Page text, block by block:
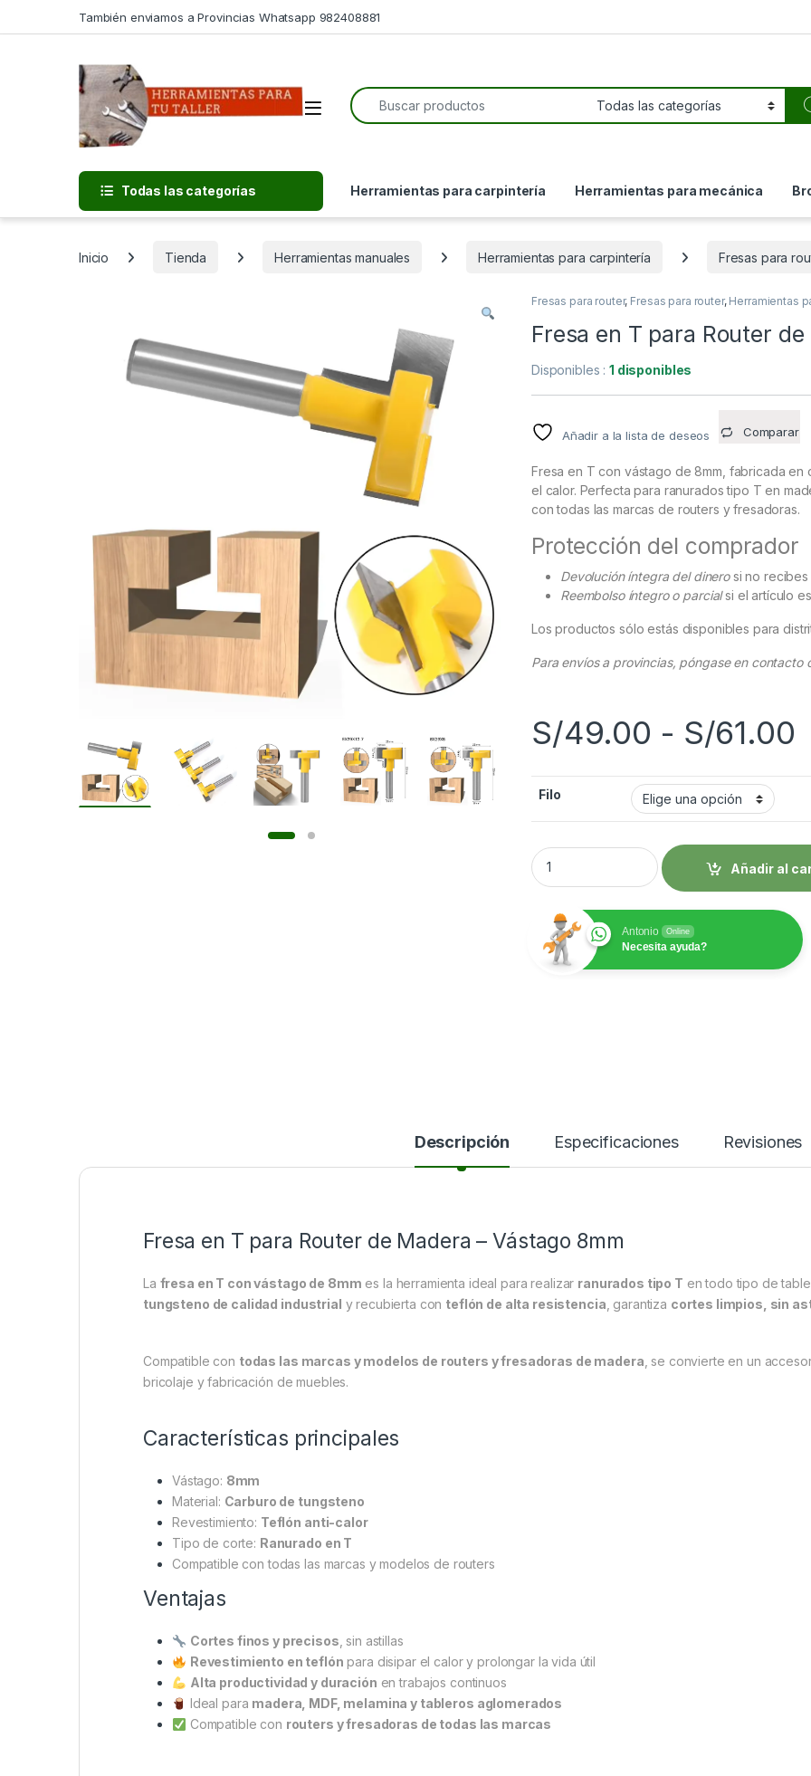
También enviamos a Provincias Whatsapp 982408881
Open
Search for:
Todas las categorías Herramientas para carpintería Herramientas para mecánica
Inicio Tienda Herramientas manuales Herramientas para carpintería Fresas para
Fresas para router, Fresas para router, Herramientas
Fresa en T para Router
Disponibles :1 disponibles
Añadir a la lista de deseos Comparar
Fresa en T con vástago de 8mm, fabricada
el calor. Perfecta para ranurados tipo T en
con todas las marcas de routers y fresadoras.
Protección del comprador
Devolución íntegra del dinerosi no recibes
Reembolso íntegro o parcialsi el artículo
Los productos sólo estás disponibles para
Para envíos a provincias, póngase en
S/49.00 - S/61.00
Filo
Fresa en T para Router de Madera –
Añadir al
Antonio Online
Necesita ayuda?
Descripción Especificaciones Revisiones
Fresa en T para Router de Madera – Vástago 8mm
La fresa en T con vástago de 8mm es la herramienta ideal para realizar ranurados tipo T en todo tipo de
tungsteno de calidad industrial y recubierta con teflón de alta resistencia , garantiza cortes limpios, sin
Compatible con todas las marcas y modelos de routers y fresadoras de madera , se convierte en un
bricolaje y fabricación de muebles.
Características principales
Vástago: 8mm
Material: Carburo de tungsteno
Revestimiento: Teflón anti-calor
Tipo de corte: Ranurado en T
Compatible con todas las marcas y modelos de routers
Ventajas
Cortes finos y precisos , sin astillas
Revestimiento en teflón para disipar el calor y prolongar la vida útil
Alta productividad y duración en trabajos continuos
Ideal para madera, MDF, melamina y tableros aglomerados
Compatible con routers y fresadoras de todas las marcas